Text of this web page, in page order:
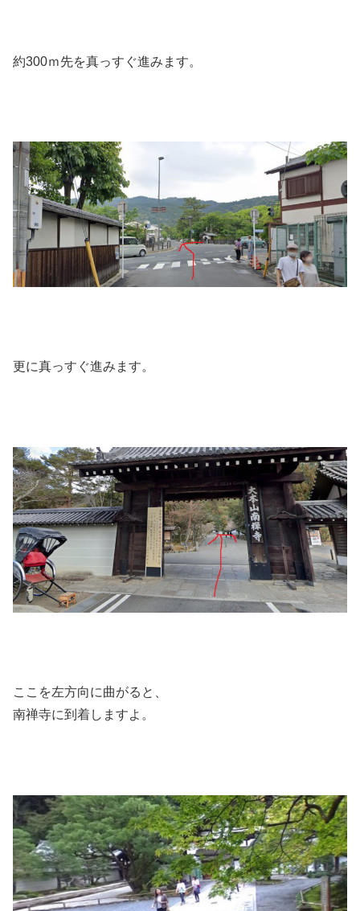
約300ｍ先を真っすぐ進みます。
更に真っすぐ進みます。
ここを左方向に曲がると、
南禅寺に到着しますよ。